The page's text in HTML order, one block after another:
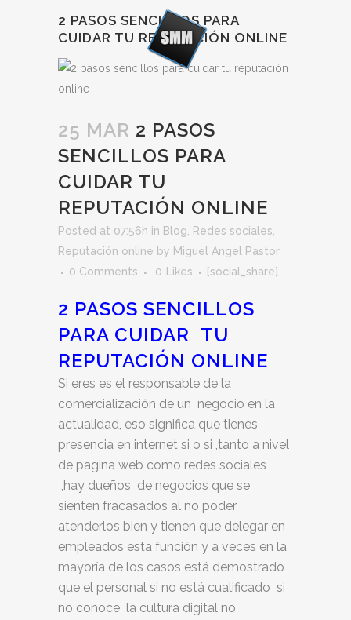
2 PASOS SENCILLOS PARA
CUIDAR TU REPUTACIÓN ONLINE
25 MAR 2 PASOS
SENCILLOS PARA
CUIDAR TU
REPUTACIÓN ONLINE
Posted at 07:56h in Blog Redes sociales
Reputación online by Miguel Angel Pastor
0 Comments
0 Likes [social_share]
2 PASOS SENCILLOS
PARA CUIDAR TU
REPUTACIÓN ONLINE
Si eres es el responsable de la
comercialización de un negocio en la
actualidad, eso significa que tienes
presencia en internet si o si ,tanto a nivel
de pagina web como redes sociales
,hay dueños de negocios que se
sienten fracasados al no poder
atenderlos bien y tienen que delegar en
empleados esta función y a veces en la
mayoría de los casos está demostrado
que el personal si no está cualificado si
no conoce la cultura digital no